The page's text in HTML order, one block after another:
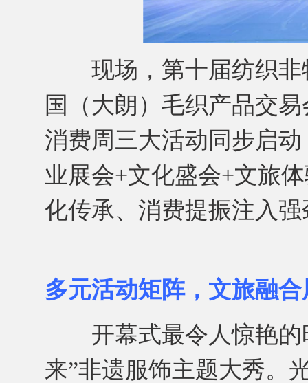
现场，第十届纺织非
国（大朗）毛织产品交易
消费周三大活动同步启
业展会+文化盛会+文旅
化传承、消费提振注入
多元活动矩阵，文旅融
开幕式最令人惊艳的
来”非遗服饰主题大秀。